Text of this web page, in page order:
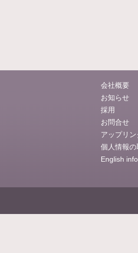
会社概要
お知らせ
採用
お問合せ
アップリ
個人情報
English